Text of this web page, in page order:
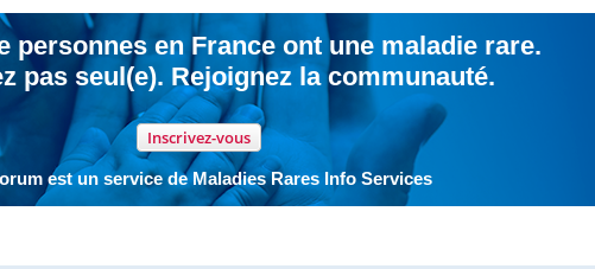
personnes en France ont une maladie rare.
pas seul(e). Rejoignez la communauté.
Inscrivez-vous
est un service de Maladies Rares Info Services